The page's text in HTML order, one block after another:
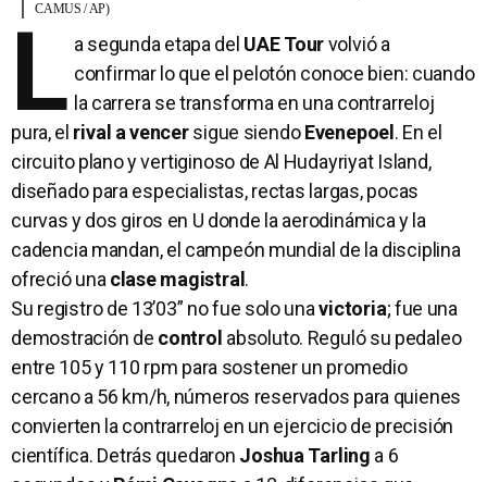
CAMUS / AP)
L a segunda etapa del UAE Tourvolvió a
confirmar lo que el pelotón conoce bien: cuando
la carrera se transforma en una contrarreloj
pura, el rival a vencersigue siendoEvenepoel . En el
circuito plano y vertiginoso de Al Hudayriyat Island,
diseñado para especialistas, rectas largas, pocas
curvas y dos giros en U donde la aerodinámica y la
cadencia mandan, el campeón mundial de la disciplina
ofreció unaclase magistral .
Su registro de 13’03” no fue solo unavictoria; fue una
demostración de control absoluto. Reguló su pedaleo
entre 105 y 110 rpm para sostener un promedio
cercano a 56 km/h, números reservados para quienes
convierten la contrarreloj en un ejercicio de precisión
científica. Detrás quedaron Joshua Tarling a 6